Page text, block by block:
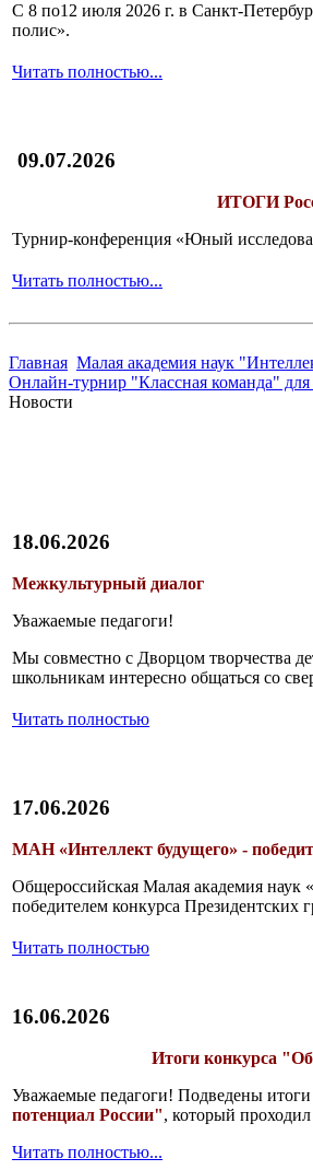
С 8 по12 июля 2026 г. в Санкт-
полис».
Читать полностью...
09.07.2026
ИТОГИ
Турнир-конференция «Юный
Читать полностью...
Главная Малая академия наук
Онлайн-турнир "Классная команда"
Новости
18.06.2026
Межкультурный диалог
Уважаемые педагоги!
Мы совместно с Дворцом творчества
школьникам интересно общаться со
Читать полностью
17.06.2026
МАН «Интеллект будущего» -
Общероссийская Малая академия наук
победителем конкурса Президентских
Читать полностью
16.06.2026
Итоги конкурса
Уважаемые педагоги! Подведены итоги
потенциал России", который
Читать полностью...